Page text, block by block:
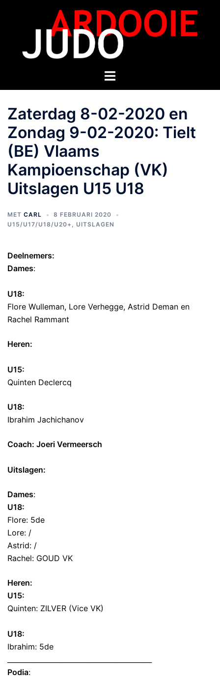
Zaterdag 8-02-2020 en
Zondag 9-02-2020: Tielt
(BE) Vlaams
Kampioenschap (VK)
Uitslagen U15 U18
MET CARL
8 FEBRUARI 2020
U15/U17/U18/U20+ , UITSLAGEN
Deelnemers:
Dames:
U18:
Flore Wulleman, Lore Verhegge, Astrid Deman en
Rachel Rammant
Heren:
U15:
Quinten Declercq
U18:
Ibrahim Jachichanov
Coach: Joeri Vermeersch
Uitslagen:
Dames:
U18:
Flore: 5de
Lore: /
Astrid: /
Rachel: GOUD VK
Heren:
U15:
Quinten: ZILVER (Vice VK)
U18:
Ibrahim: 5de
Podia: